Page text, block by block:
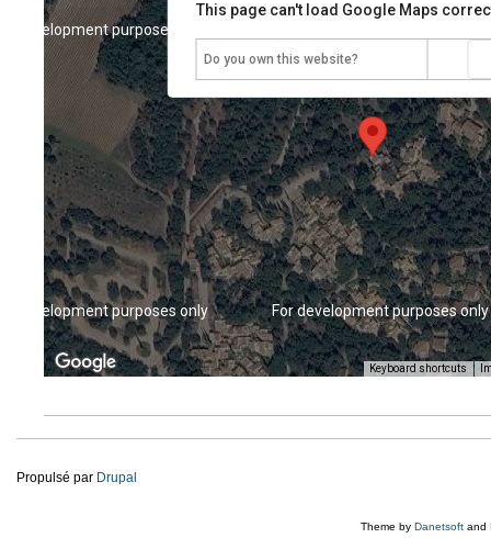
For development purposes only
development purposes only
development purposes only
Keyboard shortcuts
This page can't load Google Maps
Do you own this website?
Propulsé par Drupal
Theme by Danetsoft and